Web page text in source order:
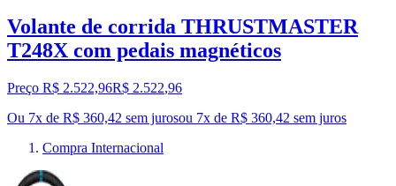
Volante de corrida THRUSTMASTER
T248X com pedais magnéticos
Preço R$ 2.522,96R$ 2.522,96
Ou 7x de R$ 360,42 sem jurosou 7x de R$ 360,42 sem juros
Compra Internacional